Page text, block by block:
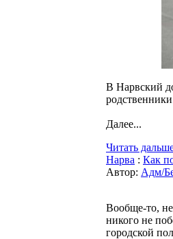
В Нарвский
Далее...
Читать
Нарва : Как
Автор: Адм/
Вообще-то,
никого не
городской